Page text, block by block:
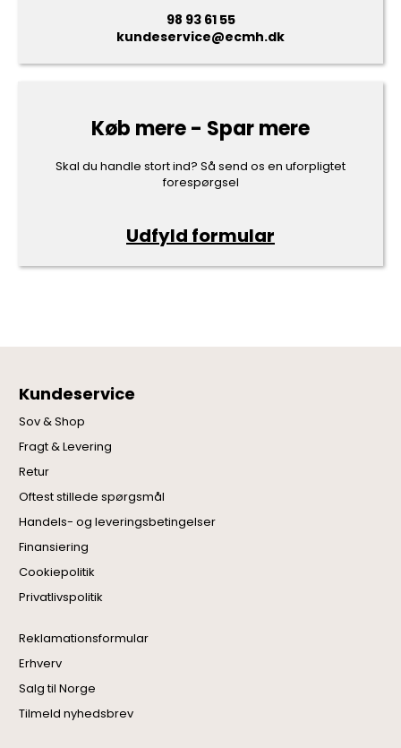
98 93 61 55
kundeservice@ecmh.dk
Køb mere - Spar mere
Skal du handle stort ind? Så send os en uforpligtet
forespørgsel
Udfyld formular
Kundeservice
Sov & Shop
Fragt & Levering
Retur
Oftest stillede spørgsmål
Handels- og leveringsbetingelser
Finansiering
Cookiepolitik
Privatlivspolitik
Reklamationsformular
Erhverv
Salg til Norge
Tilmeld nyhedsbrev